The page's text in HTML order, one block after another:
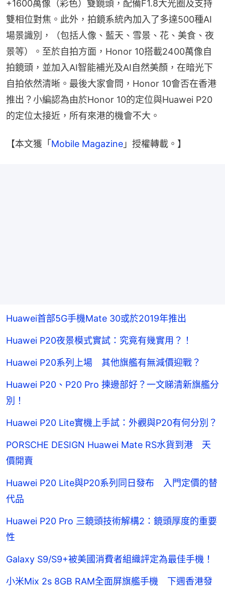
+1600萬像（彩色）雙鏡頭，配備F1.8大光圈及支持
雙相位對焦。此外，拍鏡系統內加入了多達500種AI
場景識別，（包括人像、藍天、雪景、花、美食、夜
景等）。至於自拍方面，Honor 10搭載2400萬像自
拍鏡頭，並加入AI智能補光及AI自然美顏，在暗光下
自拍依然清晰。最後大家會問，Honor 10會否在香港
推出？小編認為由於Honor 10的定位與Huawei P20
的定位太接近，所有來港的機會不大。
【本文獲「Mobile Magazine 」授權轉載。】
Huawei首部5G手機Mate 30或於2019年推出
Huawei P20夜景模式實試：究竟有幾實用？！
Huawei P20系列上場 其他旗艦有無減價迎戰？
Huawei P20、P20 Pro 揀邊部好？一文睇清新旗艦分
別！
Huawei P20 Lite實機上手試：外觀與P20有何分別？
PORSCHE DESIGN Huawei Mate RS水貨到港 天
價開賣
Huawei P20 Lite與P20系列同日發布 入門定價的替
代品
Huawei P20 Pro 三鏡頭技術解構2：鏡頭厚度的重要
性
Galaxy S9/S9+被美國消費者組織評定為最佳手機！
小米Mix 2s 8GB RAM全面屏旗艦手機 下週香港發